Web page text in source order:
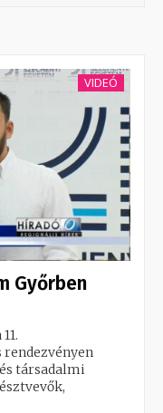
VIDEÓ
Győrben
rendezvényen
társadalmi